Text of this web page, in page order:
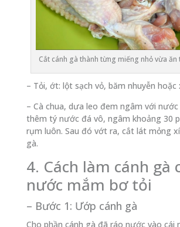
Cắt cánh gà thành từng miếng nhỏ vừa
– Tỏi, ớt: lột sạch vỏ, băm nhuyễn hoặc
– Cà chua, dưa leo đem ngâm với
thêm tý nước đá vô, ngâm khoảng 30
rụm luôn. Sau đó vớt ra, cắt lát mỏng
gà.
4. Cách làm cánh gà
nước mắm bơ tỏi
– Bước 1: Ướp cánh gà
Cho phần cánh gà đã ráo nước vào cái